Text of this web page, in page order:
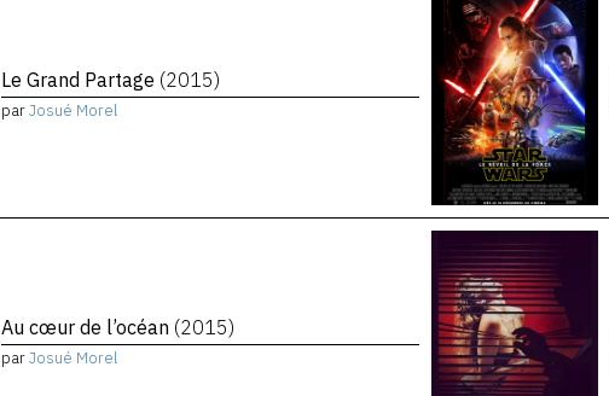
Le Grand Partage (2015)
parJosué Morel
Au cœur de l’océan (2015)
parJosué Morel